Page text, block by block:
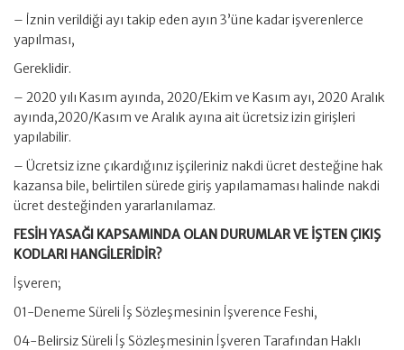
– İznin verildiği ayı takip eden ayın 3’üne kadar işverenlerce
yapılması,
Gereklidir.
– 2020 yılı Kasım ayında, 2020/Ekim ve Kasım ayı, 2020 Aralık
ayında,2020/Kasım ve Aralık ayına ait ücretsiz izin girişleri
yapılabilir.
– Ücretsiz izne çıkardığınız işçileriniz nakdi ücret desteğine hak
kazansa bile, belirtilen sürede giriş yapılamaması halinde nakdi
ücret desteğinden yararlanılamaz.
FESİH YASAĞI KAPSAMINDA OLAN DURUMLAR VE İŞTEN ÇIKIŞ
KODLARI HANGİLERİDİR?
İşveren;
01-Deneme Süreli İş Sözleşmesinin İşverence Feshi,
04-Belirsiz Süreli İş Sözleşmesinin İşveren Tarafından Haklı